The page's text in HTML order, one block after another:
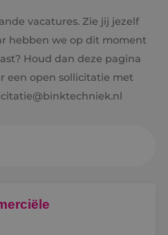
vacatures. Zie jij jezelf
hebben we op dit moment
Houd dan deze pagina
een open sollicitatie met